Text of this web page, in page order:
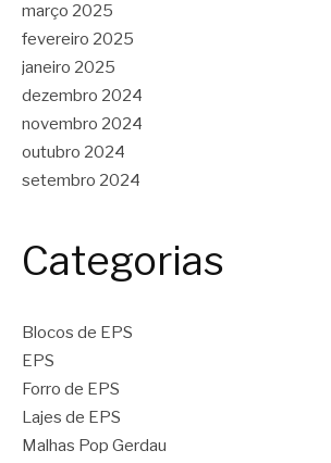
março 2025
fevereiro 2025
janeiro 2025
dezembro 2024
novembro 2024
outubro 2024
setembro 2024
Categorias
Blocos de EPS
EPS
Forro de EPS
Lajes de EPS
Malhas Pop Gerdau